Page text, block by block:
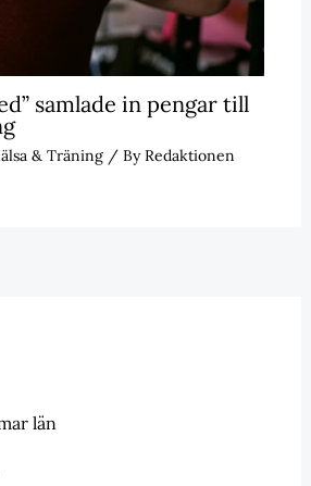
samlade in pengar till
& Träning/ ByRedaktionen
län